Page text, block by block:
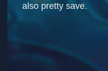
also pretty save.